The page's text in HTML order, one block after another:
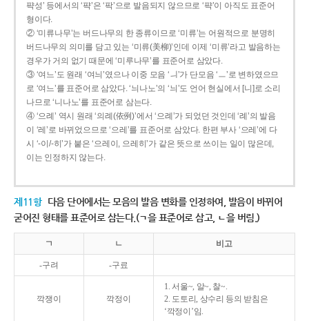
퍅성’ 등에서의 ‘퍅’은 ‘팍’으로 발음되지 않으므로 ‘퍅’이 아직도 표준어
형이다.
② ‘미류나무’는 버드나무의 한 종류이므로 ‘미류’는 어원적으로 분명히
버드나무의 의미를 담고 있는 ‘미류(美柳)’인데 이제 ‘미류’라고 발음하는
경우가 거의 없기 때문에 ‘미루나무’를 표준어로 삼았다.
③ ‘여느’도 원래 ‘여늬’였으나 이중 모음 ‘ㅢ’가 단모음 ‘ㅡ’로 변하였으므
로 ‘여느’를 표준어로 삼았다. ‘늬나노’의 ‘늬’도 언어 현실에서 [니]로 소리
나므로 ‘니나노’를 표준어로 삼는다.
④ ‘으례’ 역시 원래 ‘의례(依例)’에서 ‘으례’가 되었던 것인데 ‘례’의 발음
이 ‘레’로 바뀌었으므로 ‘으레’를 표준어로 삼았다. 한편 부사 ‘으레’에 다
시 ‘-이/-히’가 붙은 ‘으레이, 으레히’가 같은 뜻으로 쓰이는 일이 많은데,
이는 인정하지 않는다.
제11항 다음 단어에서는 모음의 발음 변화를 인정하여, 발음이 바뀌어
굳어진 형태를 표준어로 삼는다.(ㄱ을 표준어로 삼고, ㄴ을 버림.)
ㄱ ㄴ 비고
-구려 -구료
깍쟁이 깍정이
1. 서울~, 알~, 찰~.
2. 도토리, 상수리 등의 받침은
‘깍정이’임.